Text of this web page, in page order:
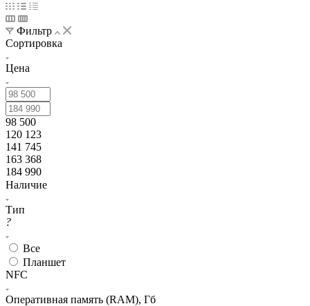
Фильтр
Сортировка
Цена
98 500
120 123
141 745
163 368
184 990
Наличие
Тип
?
Все
Планшет
NFC
Оперативная память (RAM), Гб